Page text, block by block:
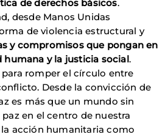
de derechos básicos.
desde Manos Unidas
de violencia estructural y
y compromisos que pongan en
y la justicia social.
romper el círculo entre
Desde la convicción de
es más que un mundo sin
en el centro de nuestra
acción humanitaria como